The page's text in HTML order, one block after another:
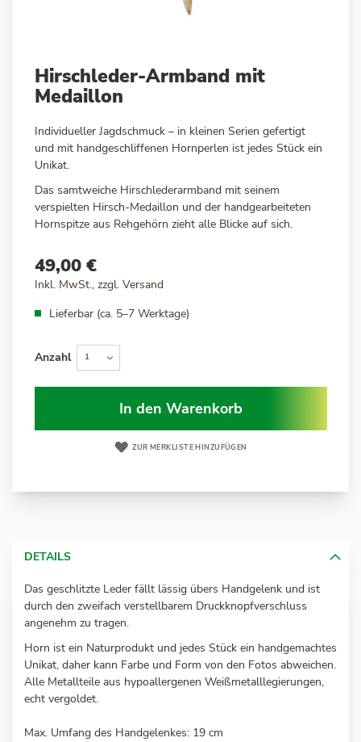
Anfang
der
springen
Hirschleder-Armband mit
Medaillon
Individueller Jagdschmuck – in kleinen Serien gefertigt
und mit handgeschliffenen Hornperlen ist jedes Stück ein
Unikat.
Das samtweiche Hirschlederarmband mit seinem
verspielten Hirsch-Medaillon und der handgearbeiteten
Hornspitze aus Rehgehörn zieht alle Blicke auf sich.
49,00 €
Inkl. MwSt., zzgl. Versand
Lieferbar (ca. 5–7 Werktage)
Anzahl
In den Warenkorb
ZUR MERKLISTE HINZUFÜGEN
DETAILS
Das geschlitzte Leder fällt lässig übers Handgelenk und ist
durch den zweifach verstellbarem Druckknopfverschluss
angenehm zu tragen.
Horn ist ein Naturprodukt und jedes Stück ein handgemachtes
Unikat, daher kann Farbe und Form von den Fotos abweichen.
Alle Metallteile aus hypoallergenen Weißmetalllegierungen,
echt vergoldet.
Max. Umfang des Handgelenkes: 19 cm